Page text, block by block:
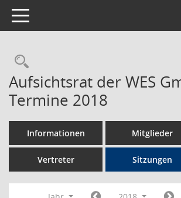
Toggle navigation
Rechercheauswahl
Aufsichtsrat der WES
Termine 2018
Informationen Mitglieder
Vertreter Sitzungen